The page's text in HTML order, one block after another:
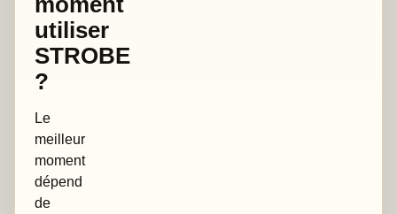
utiliser
STROBE
?
Le
meilleur
moment
dépend
de